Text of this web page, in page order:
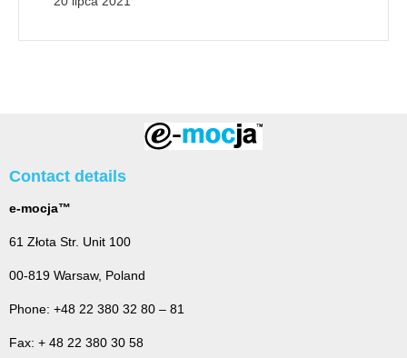
Contact details
e-mocja™
61 Złota Str. Unit 100
00-819 Warsaw, Poland
Phone: +48 22 380 32 80 – 81
Fax: + 48 22 380 30 58